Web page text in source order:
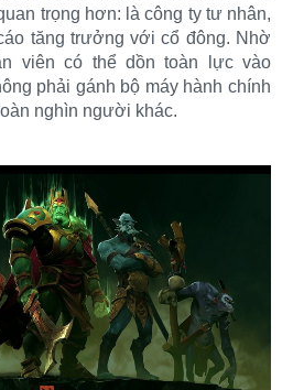
trọng hơn: là công ty tư nhân,
tăng trưởng với cổ đông. Nhờ
viên có thể dồn toàn lực vào
phải gánh bộ máy hành chính
nghìn người khác.